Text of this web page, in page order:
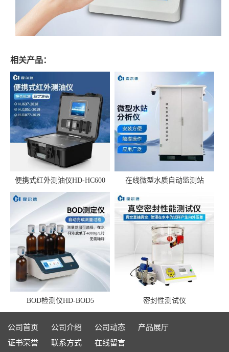
相关产品：
便携式红外测油仪HD-HC600 在线微型水质自动监测站
BOD检测仪HD-BOD5 密封性测试仪
公司首页 公司介绍 公司动态
产品展厅
证书荣誉
联系方式 在线留言